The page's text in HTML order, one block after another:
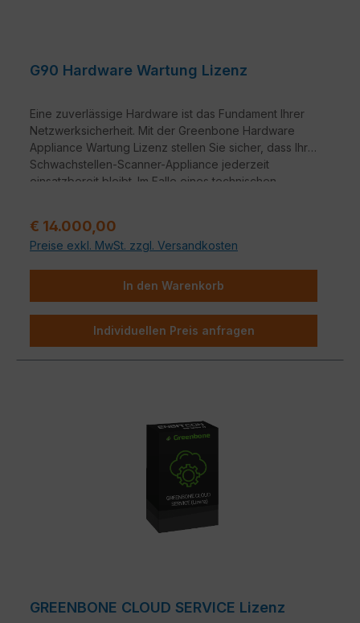
G90 Hardware Wartung Lizenz
Eine zuverlässige Hardware ist das Fundament Ihrer
Netzwerksicherheit. Mit der Greenbone Hardware
Appliance Wartung Lizenz stellen Sie sicher, dass Ihre
Schwachstellen-Scanner-Appliance jederzeit
einsatzbereit bleibt. Im Falle eines technischen
Infrastruktur ohne lange Ausfallzeiten geschützt bleibt.
Regulärer Preis:
€ 14.000,00
Preise exkl. MwSt. zzgl. Versandkosten
In den Warenkorb
Individuellen Preis anfragen
GREENBONE CLOUD SERVICE Lizenz